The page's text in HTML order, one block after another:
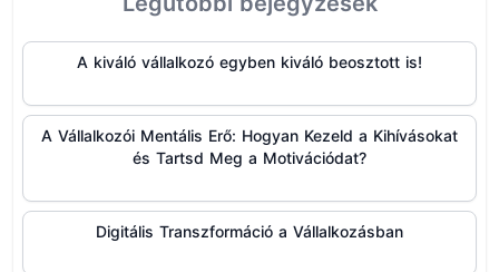
A kiváló vállalkozó egyben kiváló beosztott is!
A Vállalkozói Mentális Erő: Hogyan Kezeld a Kihívásokat
és Tartsd Meg a Motivációdat?
Digitális Transzformáció a Vállalkozásban